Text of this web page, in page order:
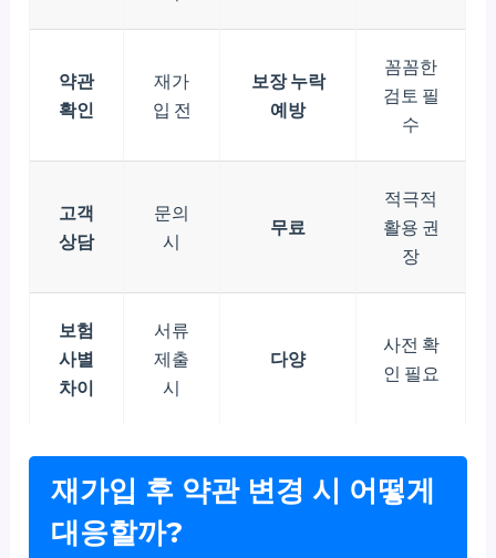
약관
확인
재가
입 전
보장 누락
예방
꼼꼼한
검토 필
수
고객
상담
문의
시
무료
적극적
활용 권
장
보험
사별
차이
서류
제출
시
다양
사전 확
인 필요
재가입 후 약관 변경 시 어떻게
대응할까?